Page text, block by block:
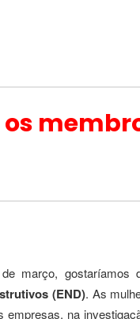
março, gostaríamos
(END). As
na